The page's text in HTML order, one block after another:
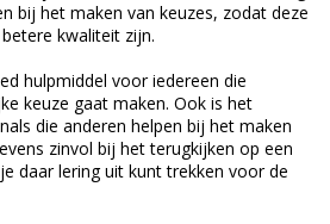
bij het maken van keuzes, zodat deze
kwaliteit zijn.
hulpmiddel voor iedereen die
keuze gaat maken. Ook is het
die anderen helpen bij het maken
zinvol bij het terugkijken op een
daar lering uit kunt trekken voor de